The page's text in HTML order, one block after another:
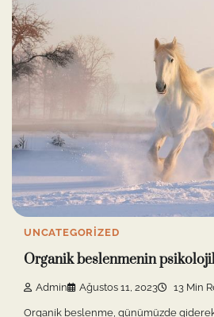
UNCATEGORIZED
Organik beslenmenin
Admin Ağustos 11, 2023 13 Min
Organik beslenme, günümüzde